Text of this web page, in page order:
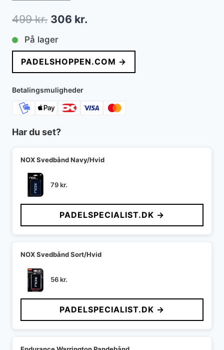
499kr. Den
oprindelige
pris
var:
499 kr..
306 kr.
pris
er:
På lager
PADELSHOPPEN.COM →
Betalingsmuligheder
Har du set?
NOX Svedbånd Navy/Hvid
79kr.
PADELSPECIALIST.DK →
NOX Svedbånd Sort/Hvid
56kr.
PADELSPECIALIST.DK →